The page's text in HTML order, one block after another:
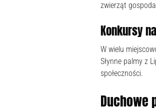
zwierząt
Konkursy
W wielu
Słynne palmy z
społeczności.
Duchowe